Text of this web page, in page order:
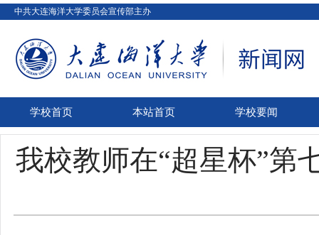
中共大连海洋大学委员会宣传部主办
学校首页 本站首页 学校要闻
我校教师在“超星杯”第